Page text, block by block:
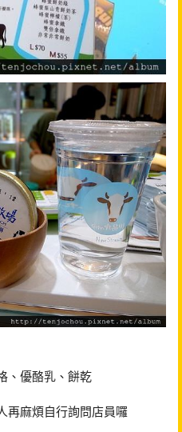
、優酪乳、餅乾
再麻煩自行詢問店員囉